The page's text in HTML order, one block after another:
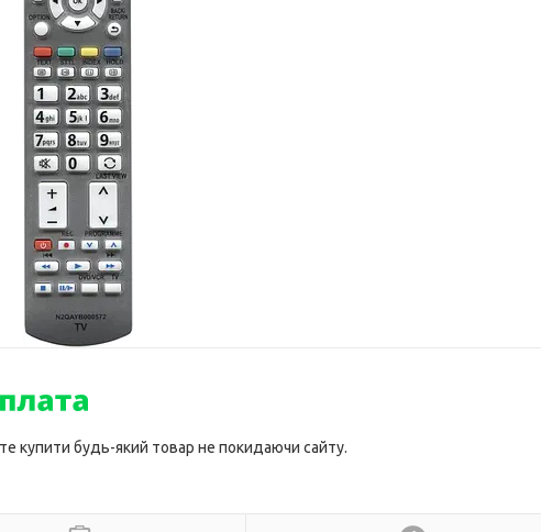
купити будь-який товар не покидаючи сайту.